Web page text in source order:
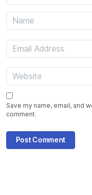
Save my name, email, and
comment.